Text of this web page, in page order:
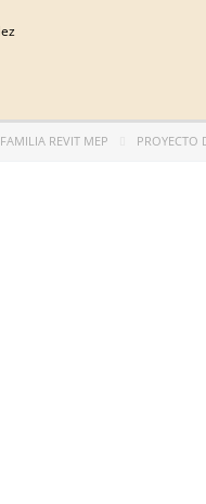
FAMILIA REVIT MEP PROYECTO